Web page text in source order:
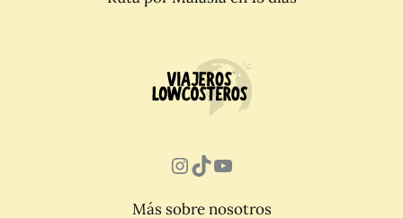
Instagram
TikTok
YouTube
Más sobre nosotros